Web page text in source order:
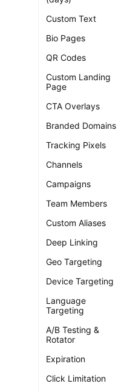
Custom Text
Bio Pages
QR Codes
Custom Landing
Page
CTA Overlays
Branded Domains
Tracking Pixels
Channels
Campaigns
Team Members
Custom Aliases
Deep Linking
Geo Targeting
Device Targeting
Language
Targeting
A/B Testing &
Rotator
Expiration
Click Limitation